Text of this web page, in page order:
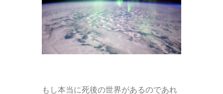
もし本当に死後の世界があるのであれ